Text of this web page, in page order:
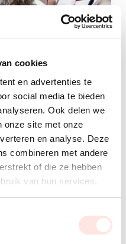
cookies
en advertenties te
social media te bieden
Ook delen we
onze site met onze
en analyse. Deze
combineren met andere
of die ze hebben
van hun services.
een
in ons kliniek.
het hoofd via
onze Whatsapplijn.